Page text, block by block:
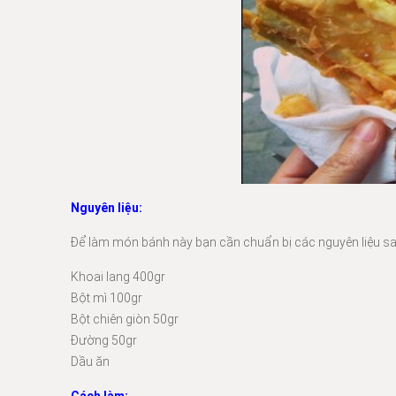
Nguyên liệu:
Để làm món bánh này bạn cần chuẩn bị các nguyên liệu
Khoai lang 400gr
Bột mì 100gr
Bột chiên giòn 50gr
Đường 50gr
Dầu ăn